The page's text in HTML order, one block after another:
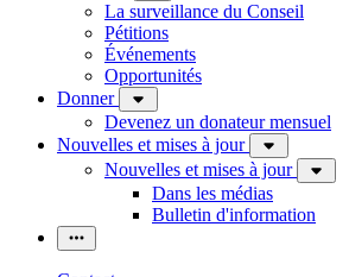
La surveillance du Conseil
Pétitions
Événements
Opportunités
Donner
Devenez un donateur mensuel
Nouvelles et mises à jour
Nouvelles et mises à jour
Dans les médias
Bulletin d'information